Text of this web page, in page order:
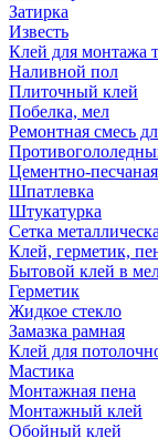
Затирка
Известь
Клей для монтажа
Наливной пол
Плиточный клей
Побелка, мел
Ремонтная смесь
Цементно-
Шпатлевка
Штукатурка
Сетка
Клей, герметик,
Бытовой клей в
Герметик
Жидкое стекло
Замазка рамная
Клей для
Мастика
Монтажная пена
Монтажный клей
Обойный клей